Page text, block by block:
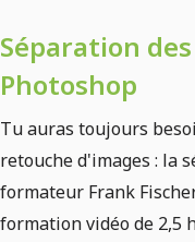
Séparation
Photoshop
Tu auras toujours
retouche d'images : la
formateur Frank
formation vidéo de 2,5